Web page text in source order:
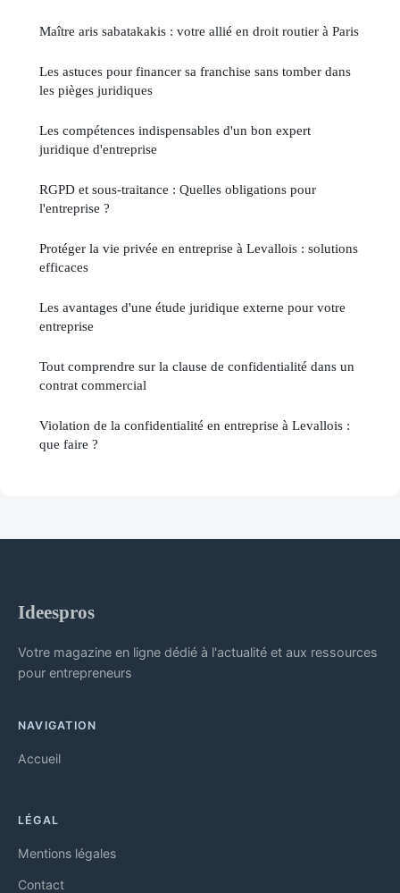
Maître aris sabatakakis : votre allié en droit routier à Paris
Les astuces pour financer sa franchise sans tomber dans
les pièges juridiques
Les compétences indispensables d'un bon expert
juridique d'entreprise
RGPD et sous-traitance : Quelles obligations pour
l'entreprise ?
Protéger la vie privée en entreprise à Levallois : solutions
efficaces
Les avantages d'une étude juridique externe pour votre
entreprise
Tout comprendre sur la clause de confidentialité dans un
contrat commercial
Violation de la confidentialité en entreprise à Levallois :
que faire ?
Ideespros
Votre magazine en ligne dédié à l'actualité et aux ressources
pour entrepreneurs
NAVIGATION
Accueil
LÉGAL
Mentions légales
Contact